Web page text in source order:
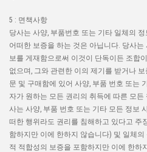
5 : 면책사항
당사는 사양, 부품번호 또는 기타 일체의
어떠한 보증을 하는 것은 아닙니다. 당사는
보를 게재함으로써 이것이 단독이든 조합
없으며, 그와 관련한 이의 제기를 받거나
문 및 구매함에 있어 사양, 부품 번호 또는
자가 원하는 모든 권리의 취득에 따른 모
사는 사양, 부품 번호 또는 기타 모든 정보
떠한 행위라도 권리를 침해하고 있다고 주
함하지만 이에 한하지 않습니다) 및 일체
적 적합성의 보증을 포함하지만 이에 한하